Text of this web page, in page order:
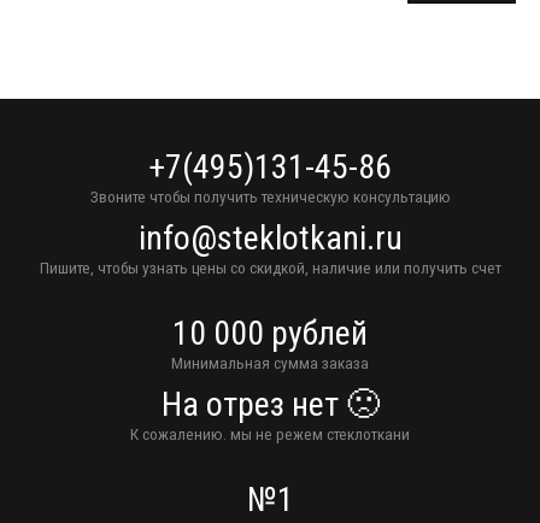
+7(495)131-45-86
Звоните чтобы получить техническую консультацию
info@steklotkani.ru
Пишите, чтобы узнать цены со скидкой, наличие или получить счет
10 000 рублей
Минимальная сумма заказа
На отрез нет 🙁
К сожалению. мы не режем стеклоткани
№1